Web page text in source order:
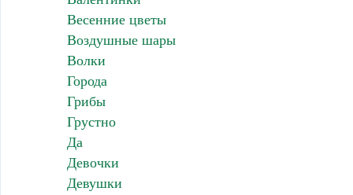
Весенние цветы
Воздушные шары
Волки
Города
Грибы
Грустно
Да
Девочки
Девушки